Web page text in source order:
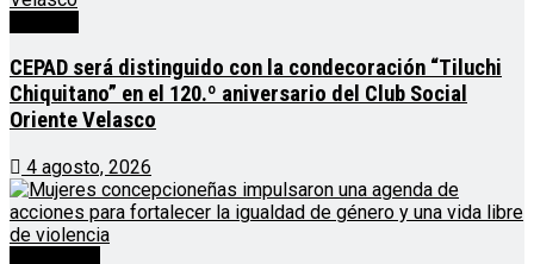
CEPAD será distinguido con la condecoración “Tiluchi
Chiquitano” en el 120.º aniversario del Club Social
Oriente Velasco
4 agosto, 2026